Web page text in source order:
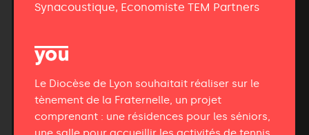
Synacoustique, Economiste TEM Partners
Le Diocèse de Lyon souhaitait réaliser sur le
tènement de la Fraternelle, un projet
comprenant : une résidences pour les séniors,